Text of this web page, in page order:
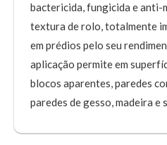
bactericida, fungicida e anti-
textura de rolo, totalmente
em prédios pelo seu
aplicação permite em
blocos aparentes, paredes
paredes de gesso, madeira e